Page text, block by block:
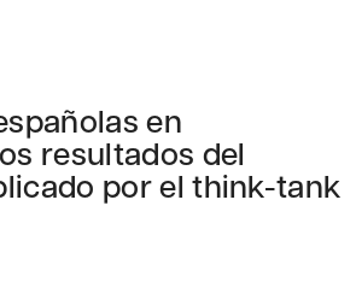
en
resultados del
por el think-tank